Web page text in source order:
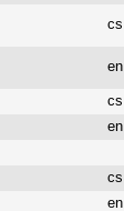
cs
en
cs
en
cs
en